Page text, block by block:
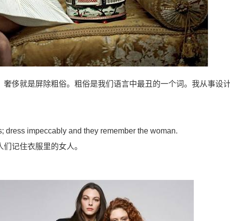
侈就是屏除粗俗。粗俗是我们语言中最丑的一个词。我从事设
dress impeccably and they remember the woman.
记住衣服里的女人。